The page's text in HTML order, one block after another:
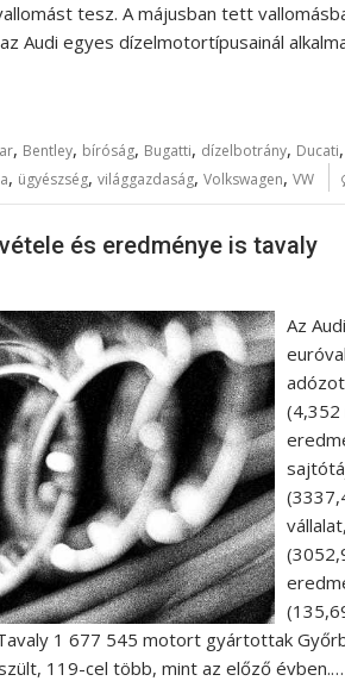
tesz. A májusban tett
Audi egyes dízelmotortípusainál
, Bentley, bíróság, Bugatti, dízelbotrány, Ducati,
, ügyészség, világgazdaság, Volkswagen, VW
és eredménye is tavaly
Az
(4,352
1 677 545 motort gyártottak
119-cel több, mint az előző évben.…